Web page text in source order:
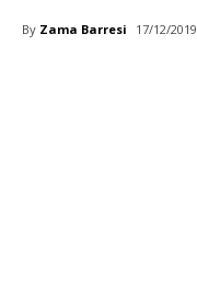
By Zama Barresi 17/12/2019